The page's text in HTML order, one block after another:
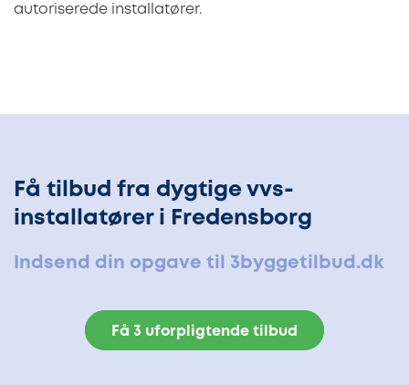
autoriserede installatører.
Få tilbud fra dygtige vvs-
installatører i Fredensborg
Indsend din opgave til 3byggetilbud.dk
Få 3 uforpligtende tilbud